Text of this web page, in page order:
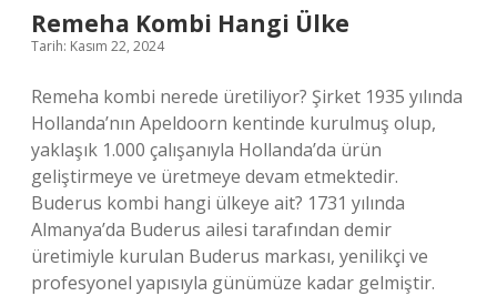
Remeha Kombi Hangi Ülke
Tarih: Kasım 22, 2024
Remeha kombi nerede üretiliyor? Şirket 1935 yılında
Hollanda’nın Apeldoorn kentinde kurulmuş olup,
yaklaşık 1.000 çalışanıyla Hollanda’da ürün
geliştirmeye ve üretmeye devam etmektedir.
Buderus kombi hangi ülkeye ait? 1731 yılında
Almanya’da Buderus ailesi tarafından demir
üretimiyle kurulan Buderus markası, yenilikçi ve
profesyonel yapısıyla günümüze kadar gelmiştir.